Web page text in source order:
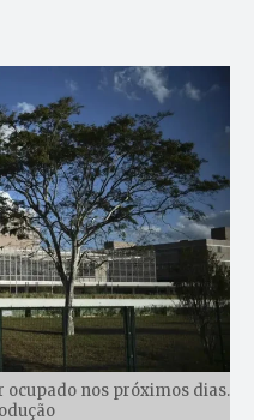
nos próximos dias.